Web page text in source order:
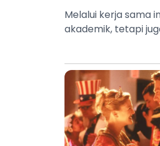
Melalui kerja sama
akademik, tetapi